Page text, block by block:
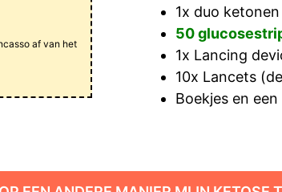
af van het
1x duo
50
1x Lancing
10x Lancets
Boekjes en